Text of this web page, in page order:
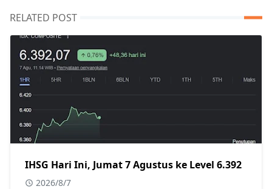
RELATED POST
IHSG Hari Ini, Jumat 7 Agustus ke Level 6.392
2026/8/7